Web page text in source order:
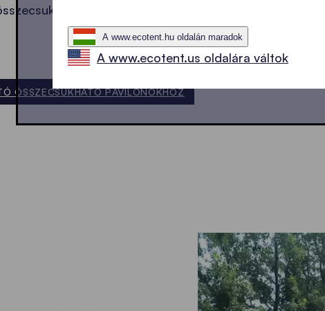
pavilon szélállóság szempontjából is
ÖSSZECSUKHATÓ PAVILONOKHOZ
A www.ecotent.hu oldalán maradok
A www.ecotent.us oldalára váltok